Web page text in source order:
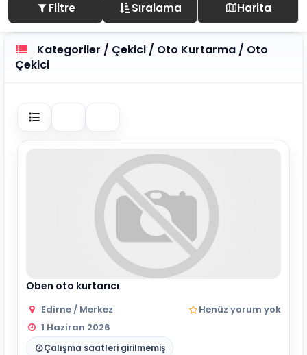
Filtre Sıralama Harita
Kategoriler / Çekici / Oto Kurtarma / Oto
Çekici
Oben oto kurtarıcı
Edirne / Merkez
Henüz yorum yok
1 Haziran 2026
Çalışma saatleri girilmemiş